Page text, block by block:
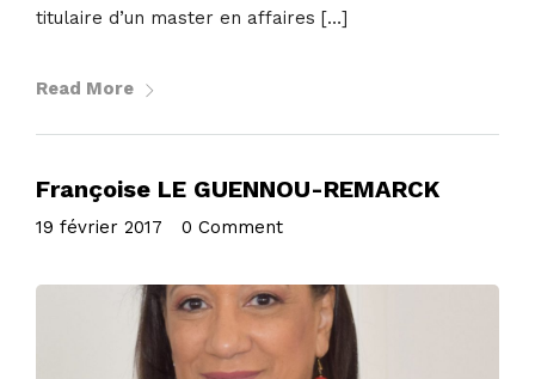
titulaire d’un master en affaires […]
Read More
Françoise LE GUENNOU-REMARCK
19 février 2017 0 Comment